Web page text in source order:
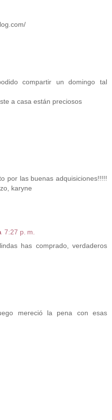
compartir un domingo tal
a casa están preciosos
por las buenas adquisiciones!!!!!
karyne
7:27 p. m.
has comprado, verdaderos
mereció la pena con esas